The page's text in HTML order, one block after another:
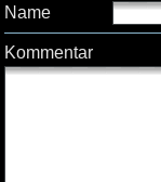
Name
Kommentar